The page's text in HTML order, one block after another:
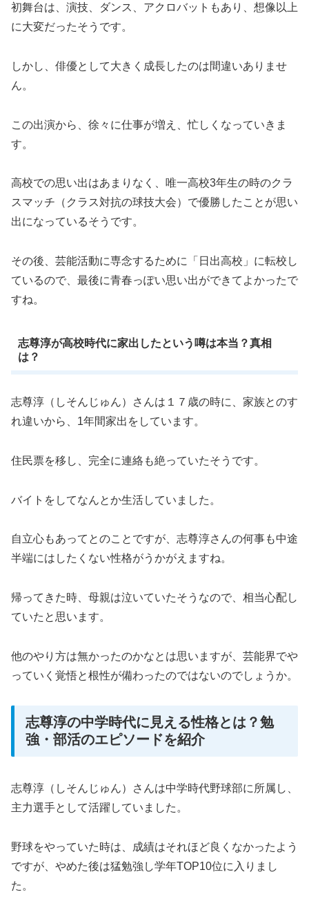
初舞台は、演技、ダンス、アクロバットもあり、想像以上
に大変だったそうです。
しかし、俳優として大きく成長したのは間違いありませ
ん。
この出演から、徐々に仕事が増え、忙しくなっていきま
す。
高校での思い出はあまりなく、唯一高校3年生の時のクラ
スマッチ（クラス対抗の球技大会）で優勝したことが思い
出になっているそうです。
その後、芸能活動に専念するために「日出高校」に転校し
ているので、最後に青春っぽい思い出ができてよかったで
すね。
志尊淳が高校時代に家出したという噂は本当？真相
は？
志尊淳（しそんじゅん）さんは１７歳の時に、家族とのす
れ違いから、1年間家出をしています。
住民票を移し、完全に連絡も絶っていたそうです。
バイトをしてなんとか生活していました。
自立心もあってとのことですが、志尊淳さんの何事も中途
半端にはしたくない性格がうかがえますね。
帰ってきた時、母親は泣いていたそうなので、相当心配し
ていたと思います。
他のやり方は無かったのかなとは思いますが、芸能界でや
っていく覚悟と根性が備わったのではないのでしょうか。
志尊淳の中学時代に見える性格とは？勉
強・部活のエピソードを紹介
志尊淳（しそんじゅん）さんは中学時代野球部に所属し、
主力選手として活躍していました。
野球をやっていた時は、成績はそれほど良くなかったよう
ですが、やめた後は猛勉強し学年TOP10位に入りまし
た。